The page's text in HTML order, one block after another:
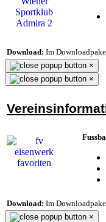
Download: Im
×
×
Download: Im
×